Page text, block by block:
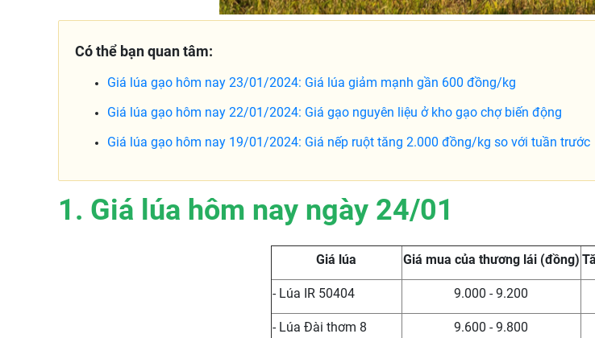
Có thể bạn quan tâm:
Giá lúa gạo hôm nay 23/01/2024: Giá lúa giảm mạnh gần 600 đồng/kg
Giá lúa gạo hôm nay 22/01/2024: Giá gạo nguyên liệu ở kho gạo chợ biến động
Giá lúa gạo hôm nay 19/01/2024: Giá nếp ruột tăng 2.000 đồng/kg so với tuần trước
1. Giá lúa hôm nay ngày 24/01
Giá lúa Giá mua của thương lái (đồng)
- Lúa IR 50404 9.000 - 9.200
- Lúa Đài thơm 8 9.600 - 9.800